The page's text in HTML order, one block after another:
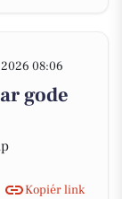
08:06
gode
Kopiér link